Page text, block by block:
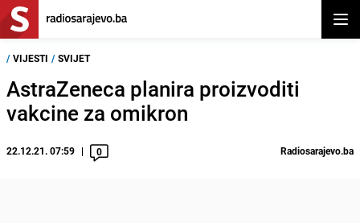
/ VIJESTI / SVIJET
AstraZeneca planira proizvoditi
vakcine za omikron
22.12.21. 07:59 0 Radiosarajevo.ba